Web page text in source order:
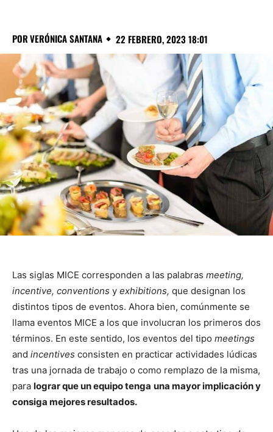
PORVERÓNICA SANTANA 22 FEBRERO, 2023 18:01
Las siglas MICE corresponden a las palabras meeting,
incentive, conventions y exhibitions, que designan los
distintos tipos de eventos. Ahora bien, comúnmente se
llama eventos MICE a los que involucran los primeros dos
términos. En este sentido, los eventos del tipo meetings
and incentives consisten en practicar actividades lúdicas
tras una jornada de trabajo o como remplazo de la misma,
para lograr que un equipo tenga una mayor implicación y
consiga mejores resultados.